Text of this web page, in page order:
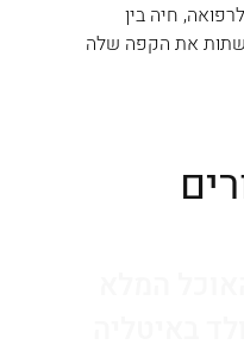
חיה בין
את הקפה שלה